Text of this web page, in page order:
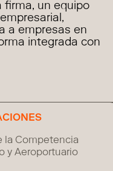
firma, un equipo
a empresas en
integrada con
la Competencia
y Aeroportuario